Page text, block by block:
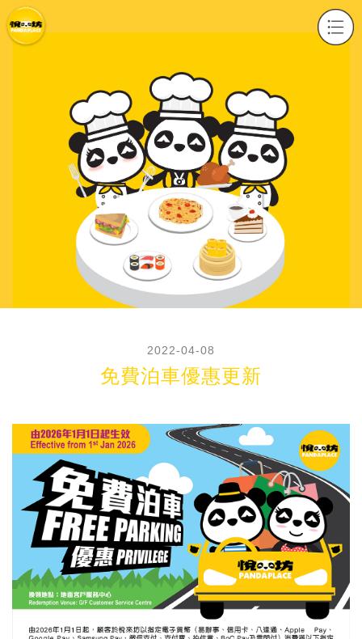
2022-04-08
免費泊車優惠更新